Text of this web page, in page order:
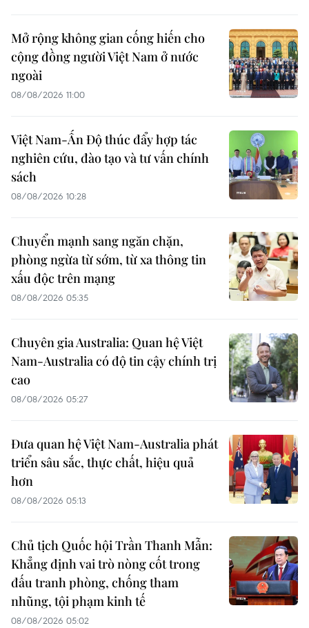
Mở rộng không gian cống hiến cho
cộng đồng người Việt Nam ở nước
ngoài
08/08/2026 11:00
Việt Nam-Ấn Độ thúc đẩy hợp tác
nghiên cứu, đào tạo và tư vấn chính
sách
08/08/2026 10:28
Chuyển mạnh sang ngăn chặn,
phòng ngừa từ sớm, từ xa thông tin
xấu độc trên mạng
08/08/2026 05:35
Chuyên gia Australia: Quan hệ Việt
Nam-Australia có độ tin cậy chính trị
cao
08/08/2026 05:27
Đưa quan hệ Việt Nam-Australia phát
triển sâu sắc, thực chất, hiệu quả
hơn
08/08/2026 05:13
Chủ tịch Quốc hội Trần Thanh Mẫn:
Khẳng định vai trò nòng cốt trong
đấu tranh phòng, chống tham
nhũng, tội phạm kinh tế
08/08/2026 05:02